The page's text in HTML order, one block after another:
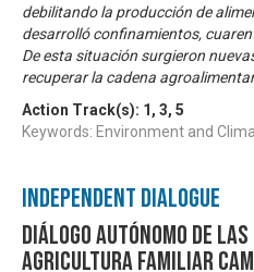
debilitando la producción de
desarrolló confinamientos,
De esta situación surgieron
recuperar la cadena
Action Track(s): 1 , 3, 5
Keywords: Environment and
Independent Dialogue
Diálogo Autónomo de
Agricultura Familiar